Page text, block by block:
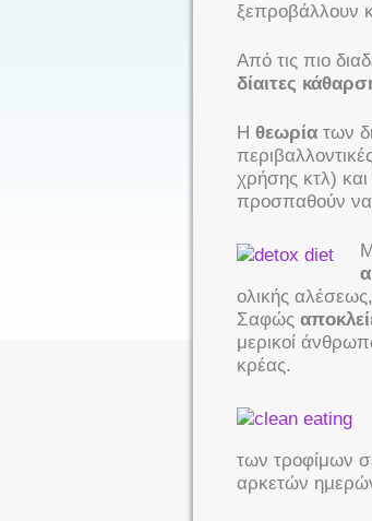
ξεπροβάλλουν
Από τις πιο
δίαιτες
Η θεωρία των
χρήσης κτλ)
προσπαθούν να
ολικής
Σαφώς
μερικοί
κρέας.
των τροφίμων
αρκετών